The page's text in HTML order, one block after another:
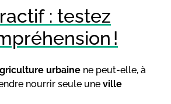
: testez
!
urbaine ne peut-elle, à
nourrir seule une ville